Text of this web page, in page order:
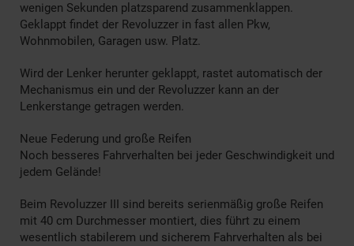
wenigen Sekunden platzsparend zusammenklappen.
Geklappt findet der Revoluzzer in fast allen Pkw,
Wohnmobilen, Garagen usw. Platz.
Wird der Lenker herunter geklappt, rastet automatisch der
Mechanismus ein und der Revoluzzer kann an der
Lenkerstange getragen werden.
Neue Federung und große Reifen
Noch besseres Fahrverhalten bei jeder Geschwindigkeit und
jedem Gelände!
Beim Revoluzzer III sind bereits serienmäßig große Reifen
mit 40 cm Durchmesser montiert, dies führt zu einem
wesentlich stabilerem und sicherem Fahrverhalten als bei